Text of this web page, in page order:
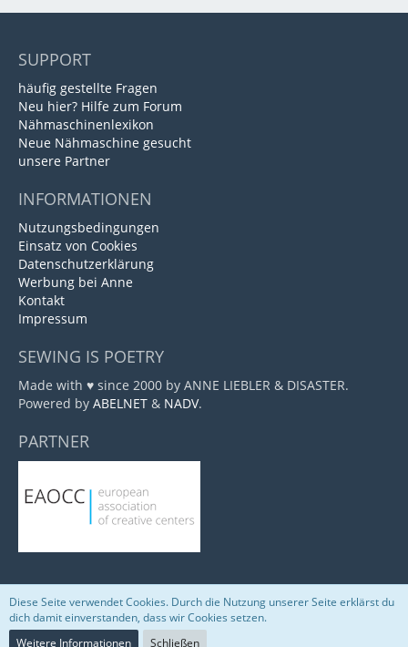
SUPPORT
häufig gestellte Fragen
Neu hier? Hilfe zum Forum
Nähmaschinenlexikon
Neue Nähmaschine gesucht
unsere Partner
INFORMATIONEN
Nutzungsbedingungen
Einsatz von Cookies
Datenschutzerklärung
Werbung bei Anne
Kontakt
Impressum
SEWING IS POETRY
Made with ♥ since 2000 by ANNE LIEBLER & DISASTER.
Powered by ABELNET & NADV.
PARTNER
Community-Software:WoltLab Suite™
Diese Seite verwendet Cookies. Durch die Nutzung unserer Seite erklärst du
dich damit einverstanden, dass wir Cookies setzen.
Weitere Informationen
Schließen